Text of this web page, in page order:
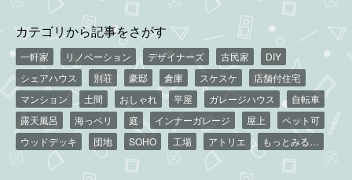
カテゴリから記事をさがす
一軒家 リノベーション デザイナーズ 古民家
DIY
シェアハウス
別荘 豪邸 倉庫 スケスケ
店舗付住宅
マンション
土間 おしゃれ 平屋 ガレージハウス
自転車
露天風呂
海っペリ 庭 インナーガレージ 屋上
ペット可
ウッドデッキ
団地 SOHO 工場 アトリエ もっとみる…